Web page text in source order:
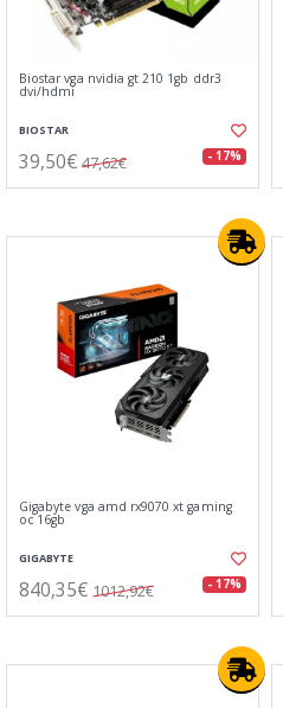
Biostar vga nvidia gt 210 1gb ddr3
dvi/hdmi
BIOSTAR
39,50€ 47,62€ - 17%
Gigabyte vga amd rx9070 xt gaming
oc 16gb
GIGABYTE
840,35€ 1012,92€ - 17%